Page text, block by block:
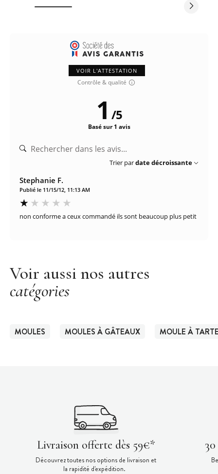
VOIR L'ATTESTATION
Contrôle & qualité
1 /5
Basé sur 1 avis
Trier pardate décroissante
Stephanie F.
Publié le 11/15/12, 11:13 AM
non conforme a ceux commandé ils sont beaucoup plus petit
Voir aussi nos autres
catégories
MOULES MOULES À GÂTEAUX MOULE À
Livraison offerte dès 59€*
Découvrez toutes nos options de livraison et
la rapidité d'expédition.